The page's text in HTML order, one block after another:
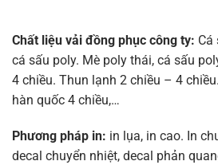
Chất liệu vải đồng phục công ty: Cá
cá sấu poly. Mè poly thái, cá sấu
4 chiều. Thun lạnh 2 chiều – 4
hàn quốc 4 chiều,…
Phương pháp in: in lụa, in cao. In
decal chuyển nhiệt, decal phản